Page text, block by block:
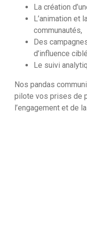
La création
L’animation et
communautés,
Des
d’influence
Le suivi
Nos pandas
pilote vos prises de
l’engagement et de